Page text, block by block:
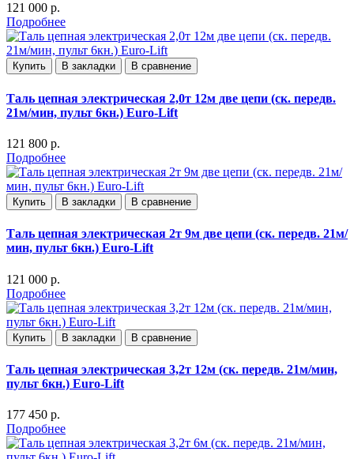
121 000 р.
Подробнее
Купить В закладки В сравнение
Таль цепная электрическая 2,0т 12м две цепи (ск. передв.
21м/мин, пульт 6кн.) Euro-Lift
121 800 р.
Подробнее
Купить В закладки В сравнение
Таль цепная электрическая 2т 9м две цепи (ск. передв. 21м/
мин, пульт 6кн.) Euro-Lift
121 000 р.
Подробнее
Купить В закладки В сравнение
Таль цепная электрическая 3,2т 12м (ск. передв. 21м/мин,
пульт 6кн.) Euro-Lift
177 450 р.
Подробнее